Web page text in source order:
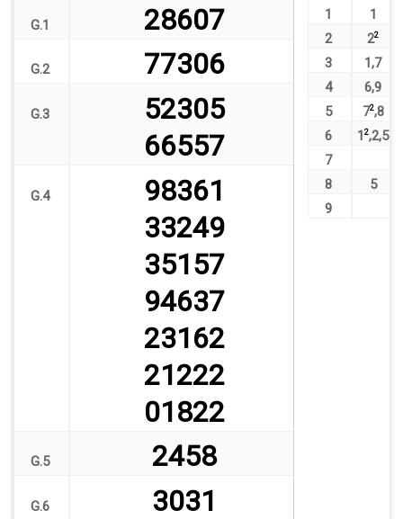
G.1 28607
G.2 77306
G.3
52305
66557
G.4
98361
33249
35157
94637
23162
21222
01822
G.5 2458
G.6
3031
1
1
2
22
3 1,7
4
6,9
5
72,8
6
12,2,5
7
8
5
9